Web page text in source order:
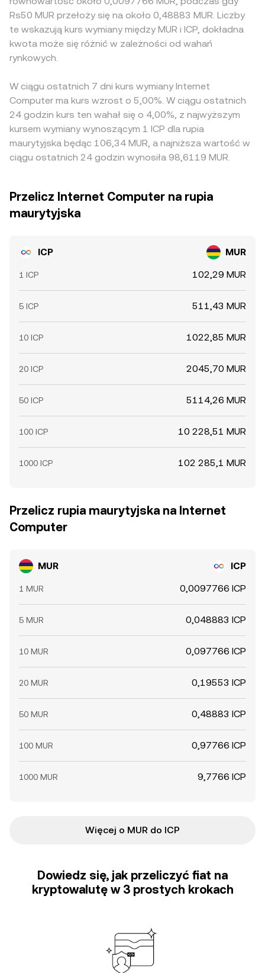
Rs50 MUR przełoży się na około 0,48883 MUR. Liczby
te wskazują kurs wymiany między MUR i ICP, dokładna
kwota może się różnić w zależności od wahań
rynkowych.
W ciągu ostatnich 7 dni kurs wymiany Internet
Computer ma kurs wzrost o 5,00%. W ciągu ostatnich
24 godzin kurs ten wahał się o 4,00%, z najwyższym
kursem wymiany wynoszącym 1 ICP dla rupia
maurytyjska będąc 106,34 MUR, a najniższa wartość w
ciągu ostatnich 24 godzin wynosiła 98,6119 MUR.
Przelicz Internet Computer na rupia
maurytyjska
ICP MUR
1 ICP 102,29 MUR
5 ICP 511,43 MUR
10 ICP 1022,85 MUR
20 ICP 2045,70 MUR
50 ICP 5114,26 MUR
100 ICP 10 228,51 MUR
1000 ICP 102 285,1 MUR
Przelicz rupia maurytyjska na Internet
Computer
MUR ICP
1 MUR 0,0097766 ICP
5 MUR 0,048883 ICP
10 MUR 0,097766 ICP
20 MUR 0,19553 ICP
50 MUR 0,48883 ICP
100 MUR 0,97766 ICP
1000 MUR 9,7766 ICP
Więcej o MUR do ICP
Dowiedz się, jak przeliczyć fiat na
kryptowalutę w 3 prostych krokach